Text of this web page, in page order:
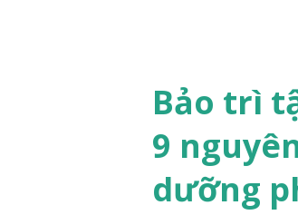
(Maintenance)
trì dựa trên tình
trì dựa trên tình
Bảo trì
9
dưỡng